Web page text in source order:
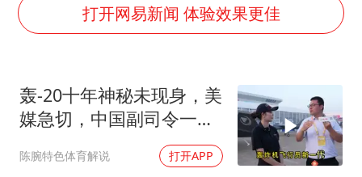
郑国霖回应去景区上班被保安拦下
首次证实！“胶球”存在
80后女柜员逆袭成4200亿银行副行长
多地要求领导干部带头休假
打开网易新闻 体验效果更佳
轰-20十年神秘未现身，美
媒急切，中国副司令一句
陈腕特色体育解说 打开APP